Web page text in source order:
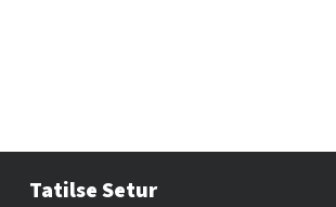
Tatilse Setur